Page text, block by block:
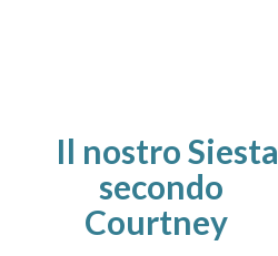
Il nostro Siesta
secondo
Courtney